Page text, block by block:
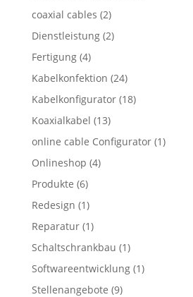
coaxial cables (2)
Dienstleistung(2)
Fertigung(4)
Kabelkonfektion (24)
Kabelkonfigurator(18)
Koaxialkabel (13)
online cable Configurator(1)
Onlineshop (4)
Produkte (6)
Redesign (1)
Reparatur(1)
Schaltschrankbau (1)
Softwareentwicklung(1)
Stellenangebote (9)